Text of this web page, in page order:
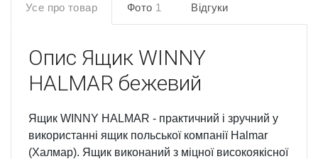
Усе про товар Фото 1 Відгуки
Опис Ящик WINNY
HALMAR бежевий
Ящик WINNY HALMAR - практичний і зручний у
використанні ящик польської компанії Halmar
(Халмар). Ящик виконаний з міцної високоякісної